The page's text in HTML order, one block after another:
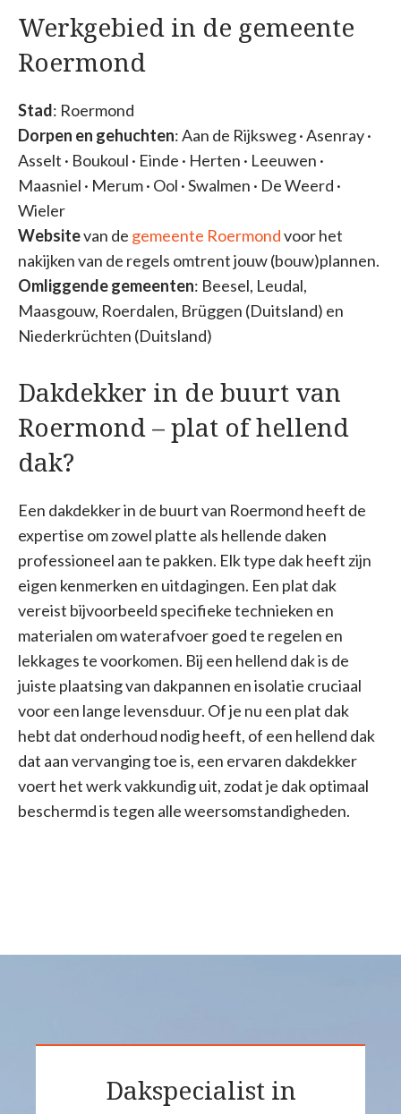
Werkgebied in de gemeente
Roermond
Stad: Roermond
Dorpen en gehuchten: Aan de Rijksweg · Asenray ·
Asselt · Boukoul · Einde · Herten · Leeuwen ·
Maasniel · Merum · Ool · Swalmen · De Weerd ·
Wieler
Websitevan de gemeente Roermondvoor het
nakijken van de regels omtrent jouw (bouw)plannen.
Omliggende gemeenten: Beesel, Leudal,
Maasgouw, Roerdalen, Brüggen (Duitsland) en
Niederkrüchten (Duitsland)
Dakdekker in de buurt van
Roermond – plat of hellend
dak?
Een dakdekker in de buurt van Roermond heeft de
expertise om zowel platte als hellende daken
professioneel aan te pakken. Elk type dak heeft zijn
eigen kenmerken en uitdagingen. Een plat dak
vereist bijvoorbeeld specifieke technieken en
materialen om waterafvoer goed te regelen en
lekkages te voorkomen. Bij een hellend dak is de
juiste plaatsing van dakpannen en isolatie cruciaal
voor een lange levensduur. Of je nu een plat dak
hebt dat onderhoud nodig heeft, of een hellend dak
dat aan vervanging toe is, een ervaren dakdekker
voert het werk vakkundig uit, zodat je dak optimaal
beschermd is tegen alle weersomstandigheden.
Dakspecialist in